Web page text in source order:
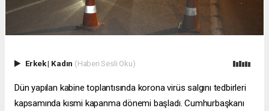
Erkek| Kadın (Haberi Sesli Oku)
Dün yapılan kabine toplantısında korona virüs salgını tedbirleri
kapsamında kısmi kapanma dönemi başladı. Cumhurbaşkanı